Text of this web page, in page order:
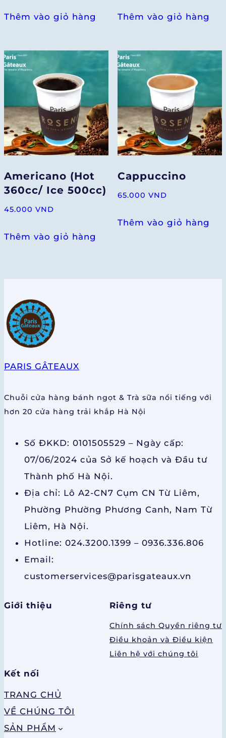
Thêm vào giỏ hàng Thêm vào giỏ hàng
Americano (Hot
360cc/ Ice 500cc)
45.000 VND
Thêm vào giỏ hàng
Cappuccino
65.000 VND
Thêm vào giỏ hàng
PARIS GÂTEAUX
Chuỗi cửa hàng bánh ngọt & Trà sữa nổi tiếng với
hơn 20 cửa hàng trải khắp Hà Nội
Số ĐKKD: 0101505529 – Ngày cấp:
07/06/2024 của Sở kế hoạch và Đầu tư
Thành phố Hà Nội.
Địa chỉ: Lô A2-CN7 Cụm CN Từ Liêm,
Phường Phường Phương Canh, Nam Từ
Liêm, Hà Nội.
Hotline: 024.3200.1399 – 0936.336.806
Email:
customerservices@parisgateaux.vn
Giới thiệu Riêng tư
Chính sách Quyền riêng tư
Điều khoản và Điều kiện
Liên hệ với chúng tôi
Kết nối
TRANG CHỦ
VỀ CHÚNG TÔI
SẢN PHẨM